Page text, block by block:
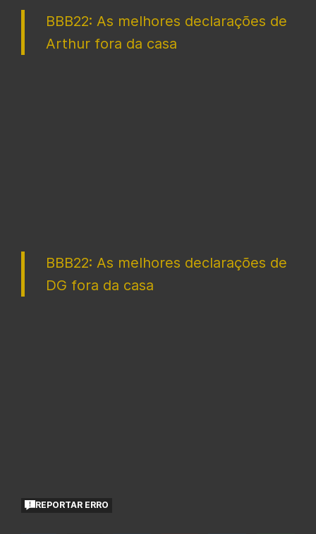
BBB22: As melhores declarações de
Arthur fora da casa
BBB22: As melhores declarações de
DG fora da casa
REPORTAR ERRO